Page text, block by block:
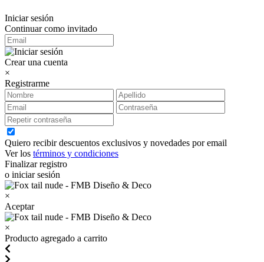
Iniciar sesión
Continuar como invitado
Crear una cuenta
×
Registrarme
Quiero recibir descuentos exclusivos y novedades por email
Ver los términos y condiciones
Finalizar registro
o iniciar sesión
×
Aceptar
×
Producto agregado a carrito